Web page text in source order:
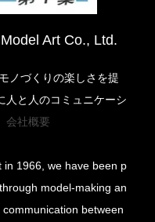
Art Co., Ltd.
ノづくりの楽しさを提
人と人のコミュニケーシ
会社概要
in 1966, we have been p
model-making an
between